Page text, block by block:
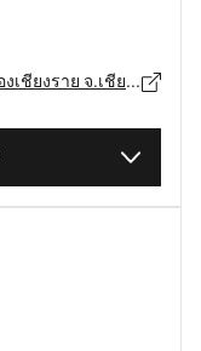
99/9 ม.ที่ 13 ถ.พหลโยธิน ต.รอบเวียง อ.เมืองเชียงราย จ.เชียงราย, เชียงราย - 57000